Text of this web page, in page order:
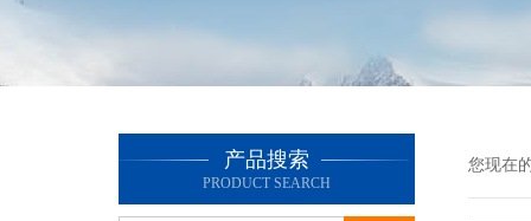
产品搜索
PRODUCT SEARCH
您现在